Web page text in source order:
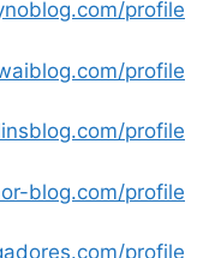
profile
profile
profile
blog.com/profile
profile